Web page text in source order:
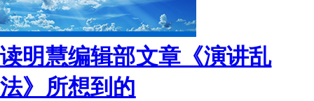
读明慧编辑部文章《演讲乱
法》所想到的